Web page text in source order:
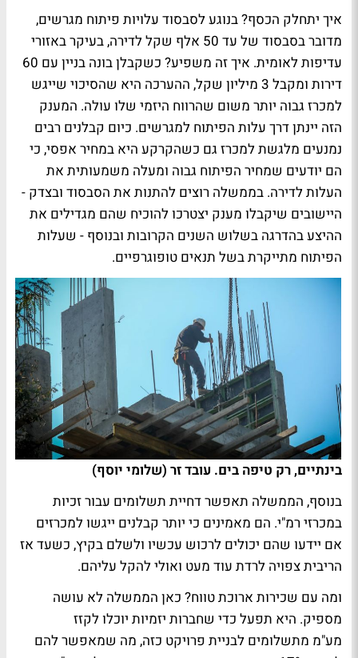
איך יתחלק הכסף? בנוגע לסבסוד עלויות פיתוח מגרשים,
מדובר בסבסוד של עד 50 אלף שקל לדירה, בעיקר באזורי
עדיפות לאומית. איך זה משפיע? כשקבלן בונה בניין עם 60
דירות ומקבל 3 מיליון שקל, ההערכה היא שהסיכוי שייגש
למכרז גבוה יותר משום שהרווח היזמי שלו עולה. המענק
הזה יינתן דרך עלות הפיתוח למגרשים. כיום קבלנים רבים
נמנעים מלגשת למכרז גם כשהקרקע היא במחיר אפסי, כי
הם יודעים שמחיר הפיתוח גבוה ומעלה משמעותית את
העלות לדירה. בממשלה רוצים להתנות את הסבסוד ובצדק -
היישובים שיקבלו מענק יצטרכו להוכיח שהם מגדילים את
ההיצע בהדרגה בשלוש השנים הקרובות ובנוסף - שעלות
הפיתוח מתייקרת בשל תנאים טופוגרפיים.
בינתיים, רק טיפה בים. עובד זר (שלומי יוסף)
בנוסף, הממשלה תאפשר דחיית תשלומים עבור זכיות
במכרזי רמ"י. הם מאמינים כי יותר קבלנים ייגשו למכרזים
אם יידעו שהם יכולים לרכוש עכשיו ולשלם בקיץ, כשעד אז
הריבית צפויה לרדת עוד מעט ואולי להקל עליהם.
ומה עם שכירות ארוכת טווח? כאן הממשלה לא עושה
מספיק. היא תפעל כדי שחברות יזמיות יוכלו לקזז
מע"מ מתשלומים לבניית פרויקט כזה, מה שמאפשר להם